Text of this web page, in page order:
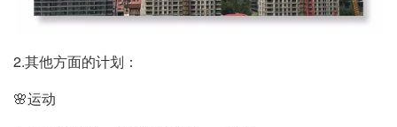
2.其他方面的计划：
🌸运动